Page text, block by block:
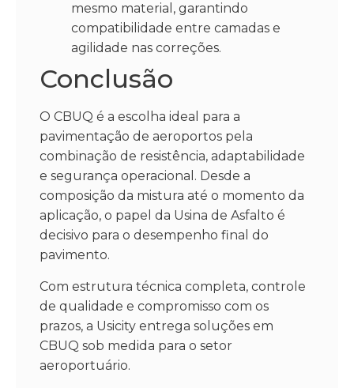
mesmo material, garantindo
compatibilidade entre camadas e
agilidade nas correções.
Conclusão
O CBUQ é a escolha ideal para a
pavimentação de aeroportos pela
combinação de resistência, adaptabilidade
e segurança operacional. Desde a
composição da mistura até o momento da
aplicação, o papel da Usina de Asfalto é
decisivo para o desempenho final do
pavimento.
Com estrutura técnica completa, controle
de qualidade e compromisso com os
prazos, a Usicity entrega soluções em
CBUQ sob medida para o setor
aeroportuário.